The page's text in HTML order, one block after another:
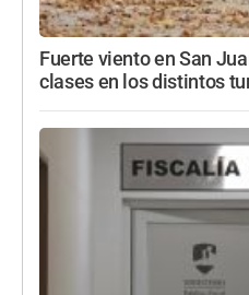
Fuerte viento en San
clases en los distintos